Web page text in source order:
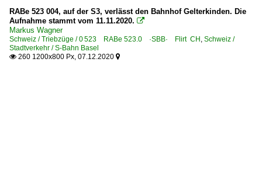
RABe 523 004, auf der S3, verlässt den Bahnhof Gelterkinden. Die
Aufnahme stammt vom 11.11.2020. 
Markus Wagner
Schweiz / Triebzüge / 0 523 RABe 523.0 ·SBB· Flirt CH, Schweiz /
Stadtverkehr / S-Bahn Basel
 260 1200x800 Px, 07.12.2020 